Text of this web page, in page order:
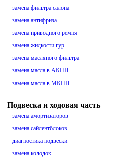
замена фильтра салона
замена антифриза
замена приводного ремня
замена жидкости гур
замена масляного фильтра
замена масла в АКПП
замена масла в МКПП
Подвеска и ходовая часть
замена амортизаторов
замена сайлентблоков
диагностика подвески
замена колодок